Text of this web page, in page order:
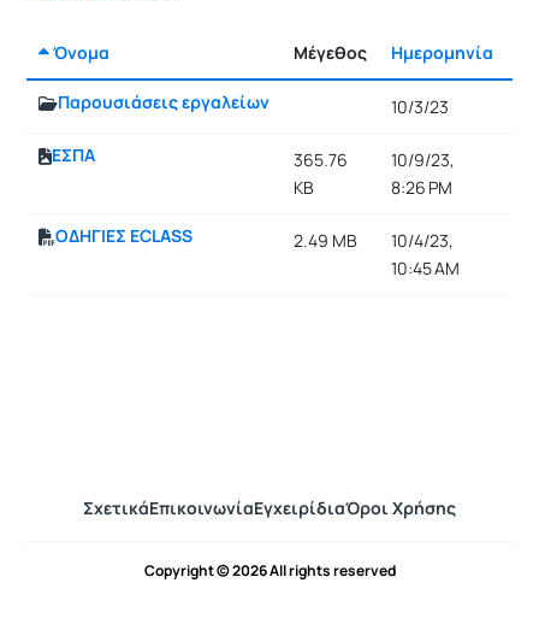
Όνομα Μέγεθος Ημερομηνία
Παρουσιάσεις εργαλείων 10/3/23
ΕΣΠΑ
365.76
KB
10/9/23,
8:26 PM
ΟΔΗΓΙΕΣ ECLASS 2.49 MB
10/4/23,
10:45 AM
ΣχετικάΕπικοινωνίαΕγχειρίδιαΌροι Χρήσης
Copyright © 2026 All rights reserved